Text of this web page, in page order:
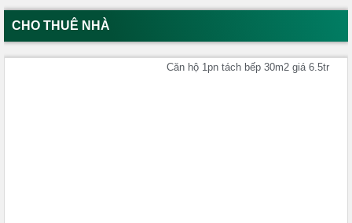
CHO THUÊ NHÀ
Căn hộ 1pn tách bếp 30m2 giá 6.5tr